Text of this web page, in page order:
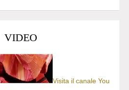
VIDEO
Visita il canale You